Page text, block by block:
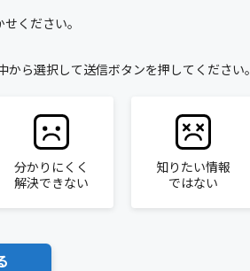
ください。
ら選択して送信ボタンを押してください。
分かりにくく
解決できない
知りたい情報
ではない